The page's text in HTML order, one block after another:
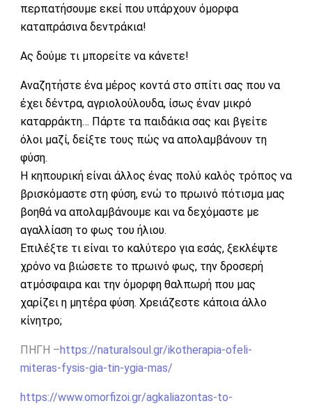
περπατήσουμε εκεί που υπάρχουν όμορφα
καταπράσινα δεντράκια!
Ας δούμε τι μπορείτε να κάνετε!
Αναζητήστε ένα μέρος κοντά στο σπίτι σας που να
έχει δέντρα, αγριολούλουδα, ίσως έναν μικρό
καταρράκτη… Πάρτε τα παιδάκια σας και βγείτε
όλοι μαζί, δείξτε τους πώς να απολαμβάνουν τη
φύση.
Η κηπουρική είναι άλλος ένας πολύ καλός τρόπος να
βρισκόμαστε στη φύση, ενώ το πρωινό πότισμα μας
βοηθά να απολαμβάνουμε και να δεχόμαστε με
αγαλλίαση το φως του ήλιου.
Επιλέξτε τι είναι το καλύτερο για εσάς, ξεκλέψτε
χρόνο να βιώσετε το πρωινό φως, την δροσερή
ατμόσφαιρα και την όμορφη θαλπωρή που μας
χαρίζει η μητέρα φύση. Χρειάζεστε κάποια άλλο
κίνητρο;
ΠΗΓΗ –https://naturalsoul.gr/ikotherapia-ofeli-
miteras-fysis-gia-tin-ygia-mas/
https://www.omorfizoi.gr/agkaliazontas-to-